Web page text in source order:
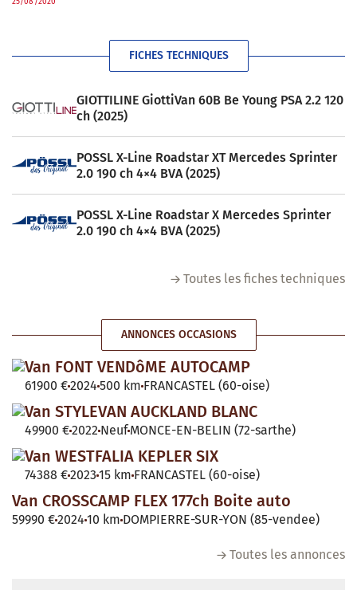
FICHES TECHNIQUES
GIOTTILINE GiottiVan 60B Be Young PSA 2.2 120
ch (2025)
POSSL X-Line Roadstar XT Mercedes Sprinter
2.0 190 ch 4×4 BVA (2025)
POSSL X-Line Roadstar X Mercedes Sprinter
2.0 190 ch 4×4 BVA (2025)
Toutes les fiches techniques
ANNONCES OCCASIONS
Van FONT VENDôME AUTOCAMP
61900 €2024 500 km FRANCASTEL (60-oise)
Van STYLEVAN AUCKLAND BLANC
49900 €2022 Neuf MONCE-EN-BELIN (72-sarthe)
Van WESTFALIA KEPLER SIX
74388 €2023 15 km FRANCASTEL (60-oise)
Van CROSSCAMP FLEX 177ch Boite auto
59990 €2024 10 km DOMPIERRE-SUR-YON (85-vendee)
Toutes les annonces